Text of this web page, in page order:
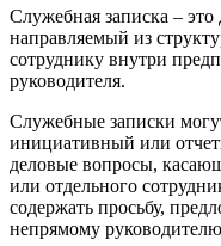
Служебная записка –
направляемый из
сотруднику внутри
руководителя.
Служебные записки
инициативный или
деловые вопросы,
или отдельного
содержать просьбу,
непрямому